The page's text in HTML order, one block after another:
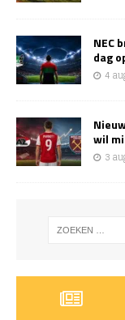
NEC
dag
4
wil
3